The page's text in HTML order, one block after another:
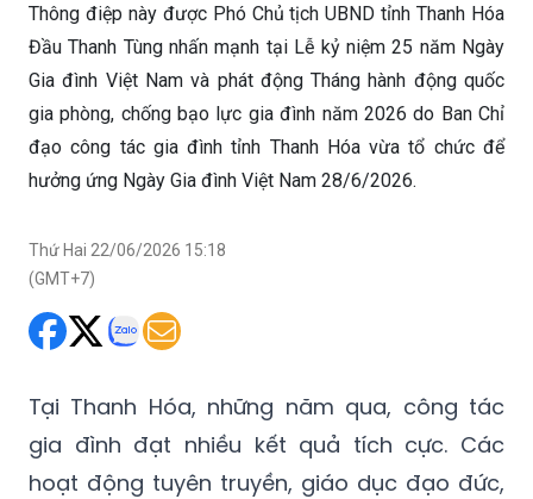
Thông điệp này được Phó Chủ tịch UBND tỉnh Thanh Hóa
Đầu Thanh Tùng nhấn mạnh tại Lễ kỷ niệm 25 năm Ngày
Gia đình Việt Nam và phát động Tháng hành động quốc
gia phòng, chống bạo lực gia đình năm 2026 do Ban Chỉ
đạo công tác gia đình tỉnh Thanh Hóa vừa tổ chức để
hưởng ứng Ngày Gia đình Việt Nam 28/6/2026.
Thứ Hai 22/06/2026 15:18
(GMT+7)
Tại Thanh Hóa, những năm qua, công tác
gia đình đạt nhiều kết quả tích cực. Các
hoạt động tuyên truyền, giáo dục đạo đức,